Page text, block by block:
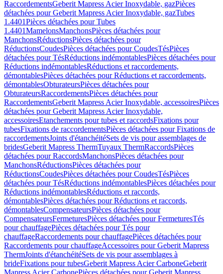
RaccordementsGeberit Mapress Acier Inoxydable, gazPièces
détachées pour Geberit Mapress Acier Inoxydable, gazTubes
1.4401Pièces détachées pour Tubes
1.4401MamelonsManchonsPièces détachées pour
ManchonsRéductionsPièces détachées pour
RéductionsCoudesPièces détachées pour CoudesTésPièces
détachées pour TésRéductions indémontablesPièces détachées pour
Réductions indémontablesRéductions et raccordements,
démontablesPièces détachées pour Réductions et raccordements,
démontablesObturateursPièces détachées pour
ObturateursRaccordementsPièces détachées pour
RaccordementsGeberit Mapress Acier Inoxydable, accessoiresPièces
détachées pour Geberit Mapress Acier Inoxydable,
accessoiresEtanchements pour tubes et raccordsFixations pour
tubesFixations de raccordementsPièces détachées pour Fixations de
raccordementsJoints d'étanchéitéSets de vis pour assemblages de
bridesGeberit Mapress ThermTuyaux ThermRaccordsPièces
détachées pour RaccordsManchonsPièces détachées pour
ManchonsRéductionsPièces détachées pour
RéductionsCoudesPièces détachées pour CoudesTésPièces
détachées pour TésRéductions indémontablesPièces détachées pour
Réductions indémontablesRéductions et raccords,
démontablesPièces détachées pour Réductions et raccords,
démontablesCompensateursPièces détachées pour
CompensateursFermeturesPièces détachées pour FermeturesTés
pour chauffagePièces détachées pour Tés pour
chauffageRaccordements pour chauffagePièces détachées pour
Raccordements pour chauffageAccessoires pour Geberit Mapress
ThermJoints d'étanchéitéSets de vis pour assemblages à
brideFixations pour tubesGeberit Mapress Acier CarboneGeberit
Mapress Acier CarbonePièces détachées pour Geberit Mapress